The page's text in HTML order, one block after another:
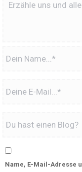
Name, E-Mail-Adresse